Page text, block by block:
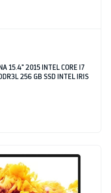
15.4" 2015 INTEL CORE I7
256 GB SSD INTEL IRIS